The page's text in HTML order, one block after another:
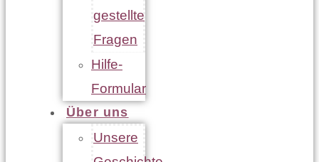
gestellte
Fragen
Hilfe-
Formular
Über uns
Unsere